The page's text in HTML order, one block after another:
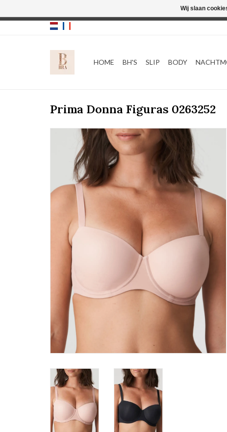
HOME BH'S SLIP BODY
Prima Donna Figuras 0263252
Wij slaan